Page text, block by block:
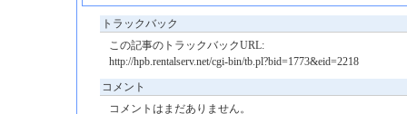
トラックバック
この記事のトラックバックURL:
http://hpb.rentalserv.net/cgi-bin/tb.pl?bid=1773&eid=2218
コメント
コメントはまだありません。